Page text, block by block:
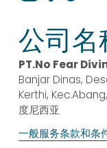
公司名
PT.No Fear
Banjar Dinas,
Kerthi,
度尼西亚
一般服务条款和条